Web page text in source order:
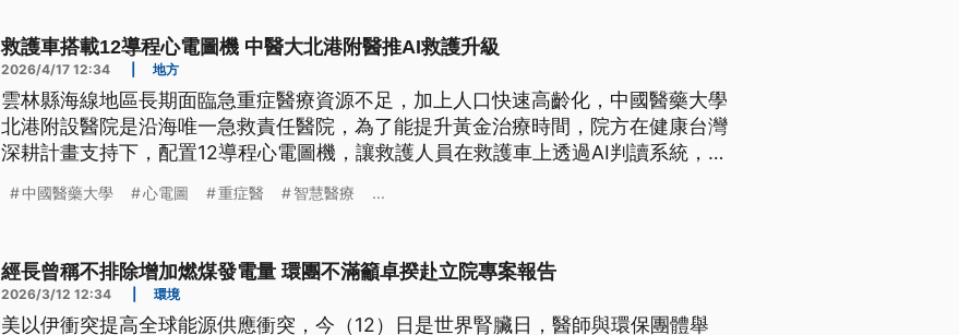
救護車搭載12導程心電圖機 中醫大北港附醫推AI救護升級
2026/4/17 12:34 地方
雲林縣海線地區長期面臨急重症醫療資源不足，加上人口快速高齡化，中國醫藥大學
北港附設醫院是沿海唯一急救責任醫院，為了能提升黃金治療時間，院方在健康台灣
深耕計畫支持下，配置12導程心電圖機，讓救護人員在救護車上透過AI判讀系統，快
中國醫藥大學 心電圖 重症醫 智慧醫療 ...
經長曾稱不排除增加燃煤發電量 環團不滿籲卓揆赴立院專案報告
2026/3/12 12:34 環境
美以伊衝突提高全球能源供應衝突，今（12）日是世界腎臟日，醫師與環保團體舉